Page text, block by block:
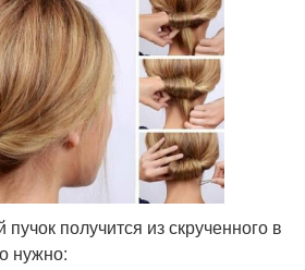
получится из скрученного в
нужно: